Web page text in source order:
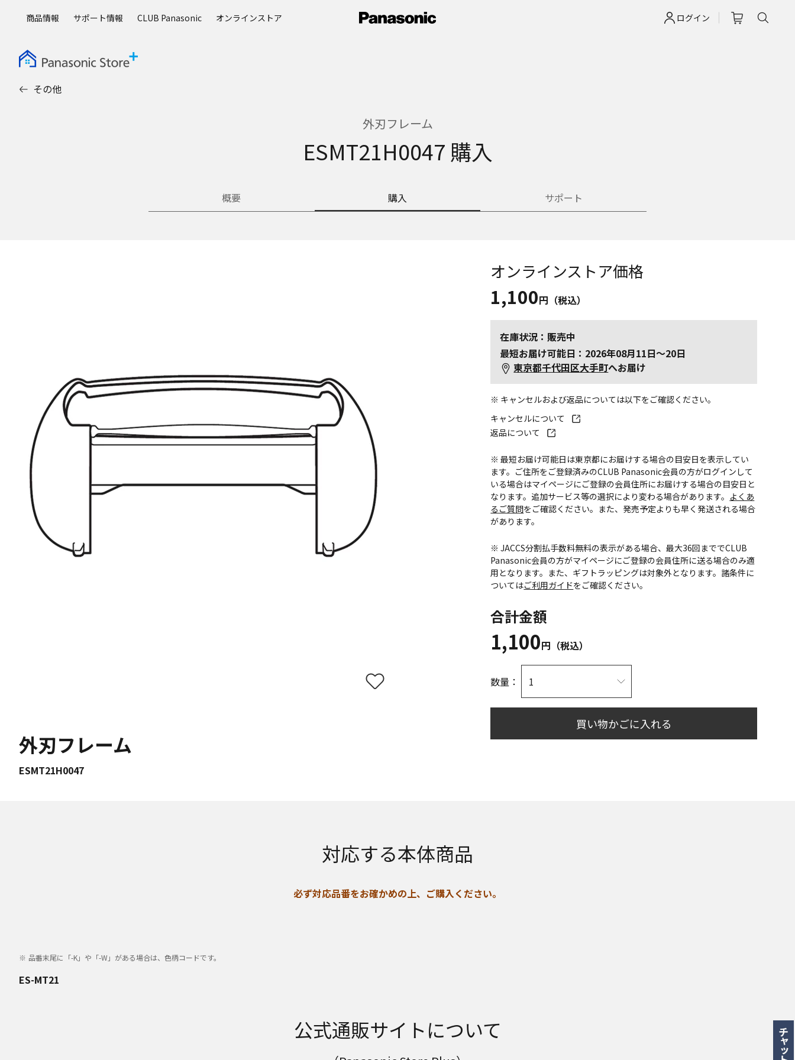
ログイン
商品情報 サポート情報 CLUB Panasonic オンラインストア
その他
外刃フレーム
ESMT21H0047 購入
概要 購入 サポート
外刃フレーム
ESMT21H0047
オンラインストア価格
1,100円（税込）
在庫状況：販売中
最短お届け可能日：2026年08月11日～20日
東京都千代田区大手町へお届け
※ キャンセルおよび返品については以下をご確認ください。
キャンセルについて
返品について
※ 最短お届け可能日は東京都にお届けする場合の目安日を表示してい
ます。ご住所をご登録済みのCLUB Panasonic会員の方がログインして
いる場合はマイページにご登録の会員住所にお届けする場合の目安日と
なります。追加サービス等の選択により変わる場合があります。 よくあ
るご質問をご確認ください。また、発売予定よりも早く発送される場合
があります。
※ JACCS分割払手数料無料の表示がある場合、最大36回まででCLUB
Panasonic会員の方がマイページにご登録の会員住所に送る場合のみ適
用となります。また、ギフトラッピングは対象外となります。諸条件に
ついてはご利用ガイドをご確認ください。
合計金額
1,100円（税込）
数量：
買い物かごに入れる
対応する本体商品
必ず対応品番をお確かめの上、ご購入ください。
品番末尾に「-K」や「-W」がある場合は、色柄コードです。
ES-MT21
公式通販サイトについて